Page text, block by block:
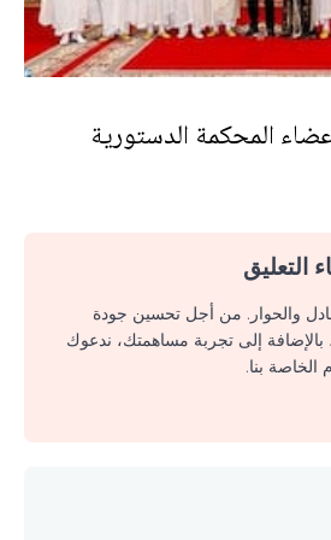
المحكمة الدستورية
التعليق
والحوار. من أجل تحسين جودة
بالإضافة إلى تجربة مساهمتك، ندعوك
الخاصة بنا.